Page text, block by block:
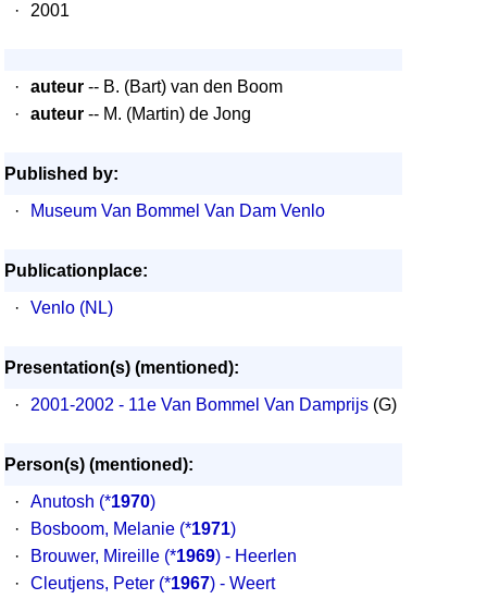
·
2001
· auteur -- B. (Bart) van den Boom
·
auteur -- M. (Martin) de Jong
Published by:
·
Museum Van Bommel Van Dam Venlo
Publicationplace:
·
Venlo (NL)
Presentation(s) (mentioned):
·
2001-2002 - 11e Van Bommel Van Damprijs (G)
Person(s) (mentioned):
·
Anutosh (*1970)
·
Bosboom, Melanie (*1971)
·
Brouwer, Mireille (*1969) - Heerlen
·
Cleutjens, Peter (*1967) - Weert